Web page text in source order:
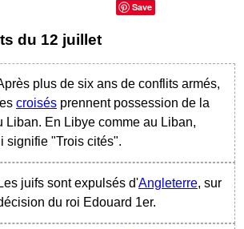
Save
du 12 juillet
plus de six ans de conflits armés,
les croisés prennent possession de la
Liban. En Libye comme au Liban,
signifie "Trois cités".
juifs sont expulsés d'Angleterre, sur
du roi Edouard 1er.